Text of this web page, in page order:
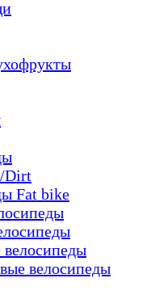
Dirt
Fat bike
велосипеды